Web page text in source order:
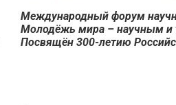
Международный форум
Молодёжь мира – научным и
Посвящён 300-летию